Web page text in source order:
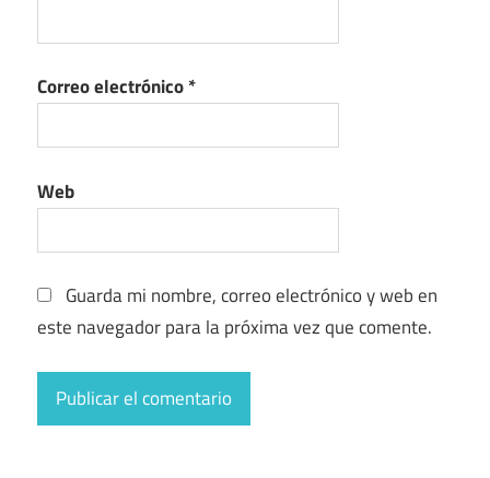
Correo electrónico*
Web
Guarda mi nombre, correo electrónico y web en
este navegador para la próxima vez que comente.